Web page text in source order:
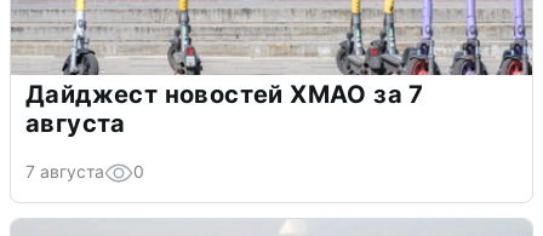
Дайджест новостей ХМАО за 7
августа
7 августа 0